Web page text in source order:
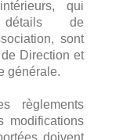
qui
de
sont
Direction et
générale.
règlements
modifications